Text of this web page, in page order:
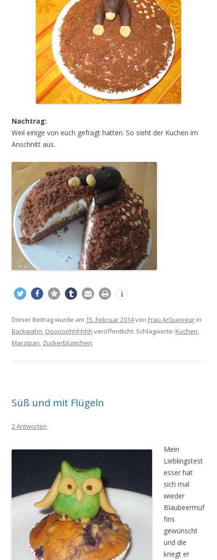
Nachtrag:
Weil einige von euch gefragt hatten. So sieht der Kuchen im
Anschnitt aus.
Dieser Beitrag wurde am 15. Februar 2014von Frau ArGueveur in
Backwahn, Oooooohhhhhh veröffentlicht. Schlagworte: Kuchen,
Marzipan, Zuckerblümchen.
Süß und mit Flügeln
2 Antworten
Mein
Lieblingstest
esser hat
sich mal
wieder
Blaubeermuf
fins
gewünscht
und die
kriegt er